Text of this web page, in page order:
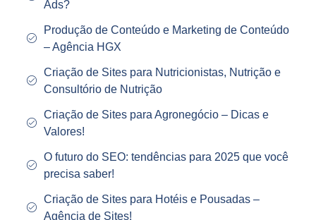
Ads?
Produção de Conteúdo e Marketing de Conteúdo
– Agência HGX
Criação de Sites para Nutricionistas, Nutrição e
Consultório de Nutrição
Criação de Sites para Agronegócio – Dicas e
Valores!
O futuro do SEO: tendências para 2025 que você
precisa saber!
Criação de Sites para Hotéis e Pousadas –
Agência de Sites!